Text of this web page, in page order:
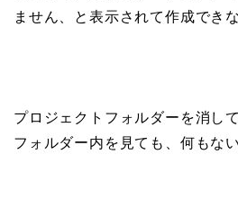
ません、と表示されて作成できな
プロジェクトフォルダーを消して
フォルダー内を見ても、何もない